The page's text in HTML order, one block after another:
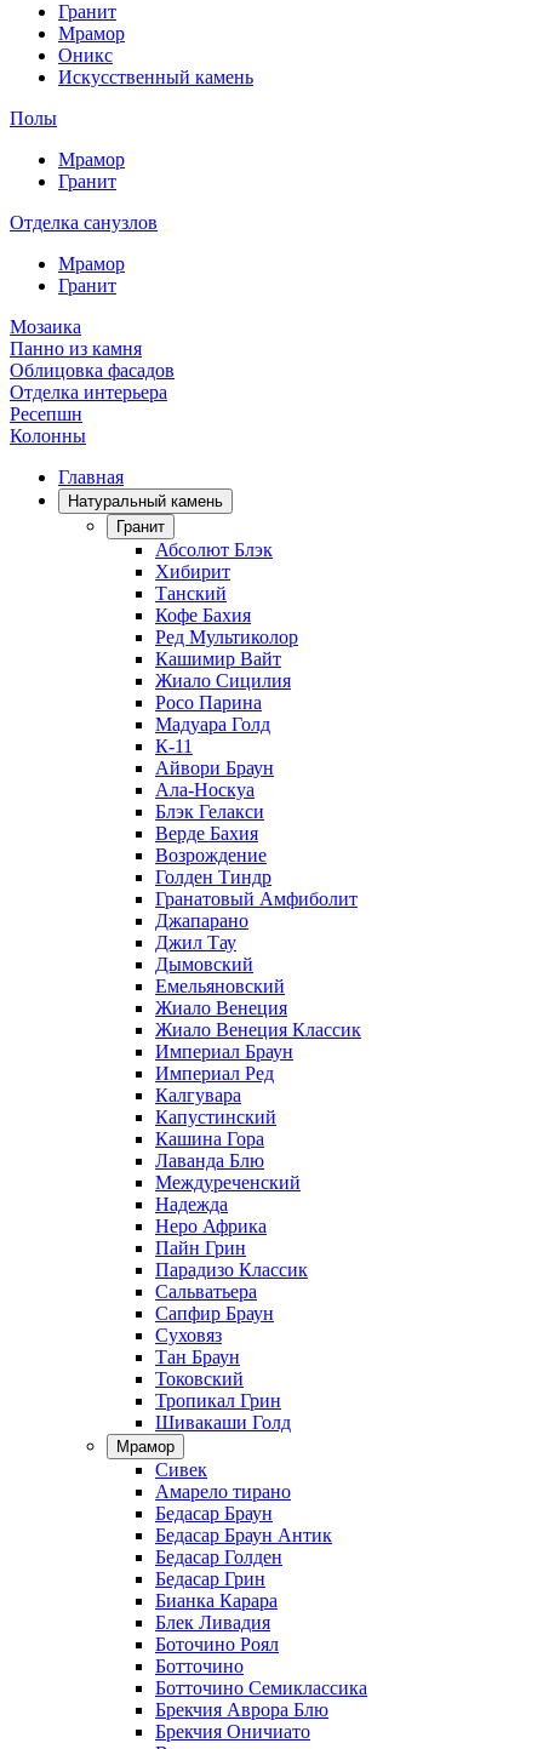
Гранит
Мрамор
Оникс
Искусственный камень
Полы
Мрамор
Гранит
Отделка санузлов
Мрамор
Гранит
Мозаика
Панно из камня
Облицовка фасадов
Отделка интерьера
Ресепшн
Колонны
Главная
Натуральный камень
Гранит
Абсолют Блэк
Хибирит
Танский
Кофе Бахия
Ред Мультиколор
Кашимир Вайт
Жиало Сицилия
Росо Парина
Мадуара Голд
К-11
Айвори Браун
Ала-Носкуа
Блэк Гелакси
Верде Бахия
Возрождение
Голден Тиндр
Гранатовый Амфиболит
Джапарано
Джил Тау
Дымовский
Емельяновский
Жиало Венеция
Жиало Венеция Классик
Империал Браун
Империал Ред
Калгувара
Капустинский
Кашина Гора
Лаванда Блю
Междуреченский
Надежда
Неро Африка
Пайн Грин
Парадизо Классик
Сальватьера
Сапфир Браун
Суховяз
Тан Браун
Токовский
Тропикал Грин
Шивакаши Голд
Мрамор
Сивек
Амарело тирано
Бедасар Браун
Бедасар Браун Антик
Бедасар Голден
Бедасар Грин
Бианка Карара
Блек Ливадия
Боточино Роял
Ботточино
Ботточино Семиклассика
Брекчия Аврора Блю
Брекчия Оничиато